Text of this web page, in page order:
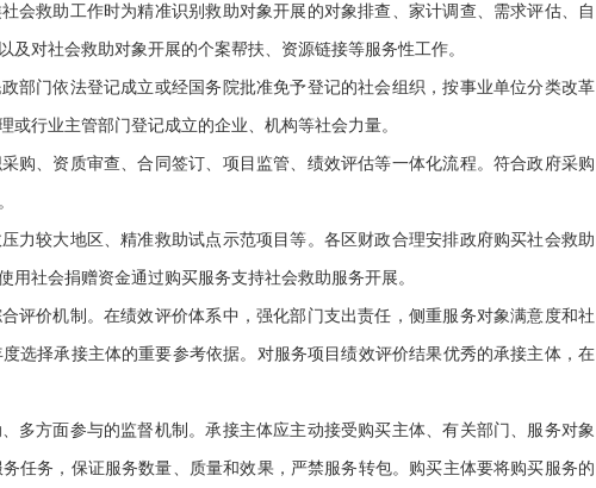
救助工作时为精准识别救助对象开展的对象排查、家计调查、需求评估、自
对社会救助对象开展的个案帮扶、资源链接等服务性工作。
门依法登记成立或经国务院批准免予登记的社会组织，按事业单位分类改革
行业主管部门登记成立的企业、机构等社会力量。
、资质审查、合同签订、项目监管、绩效评估等一体化流程。符合政府采购
较大地区、精准救助试点示范项目等。各区财政合理安排政府购买社会救助
社会捐赠资金通过购买服务支持社会救助服务开展。
价机制。在绩效评价体系中，强化部门支出责任，侧重服务对象满意度和社
选择承接主体的重要参考依据。对服务项目绩效评价结果优秀的承接主体，在
方面参与的监督机制。承接主体应主动接受购买主体、有关部门、服务对象
任务，保证服务数量、质量和效果，严禁服务转包。购买主体要将购买服务的